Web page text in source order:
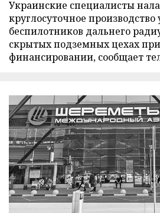
Украинские специалисты
круглосуточное
беспилотников дальнего
скрытых подземных цехах
финансировании, сообщает